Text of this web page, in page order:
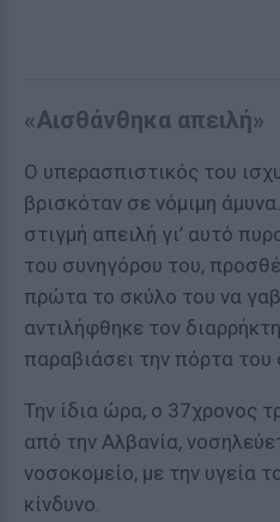
«Αισθάνθηκα απειλή»
Ο υπερασπιστικός του
βρισκόταν σε νόμιμη
στιγμή απειλή γι’ αυτό
του συνηγόρου του,
πρώτα το σκύλο του να
αντιλήφθηκε τον
παραβιάσει την πόρτα του
Την ίδια ώρα, ο 37χρονος
από την Αλβανία,
νοσοκομείο, με την υγεία
κίνδυνο.